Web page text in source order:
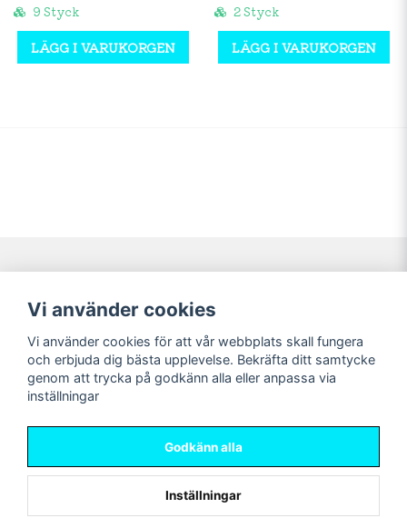
9 Styck
LÄGG I VARUKORGEN
2 Styck
LÄGG I VARUKORGEN
Navigering
Nyheter!
Förbeställning
Mitt konto
Logga in
Registrera dig
Glömt lösenord?
Sociala medier
Vi använder cookies
Vi använder cookies för att vår webbplats skall fungera
och erbjuda dig bästa upplevelse. Bekräfta ditt samtycke
genom att trycka på godkänn alla eller anpassa via
inställningar
Godkänn alla
Inställningar